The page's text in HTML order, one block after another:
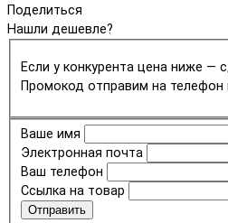
Поделиться
Нашли дешевле?
Если у конкурента цена ниже —
Промокод отправим на телефон
Ваше имя
Электронная почта
Ваш телефон
Ссылка на товар
Отправить